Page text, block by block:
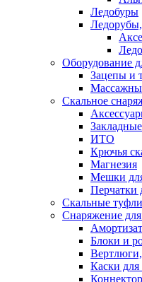
Ледобуры
Оборудование
Зацепы и
Скальное
ИТО
Крючья
Магнезия
Мешки
Перчатки
Скальные туфли
Снаряжение
Блоки и
Каски для